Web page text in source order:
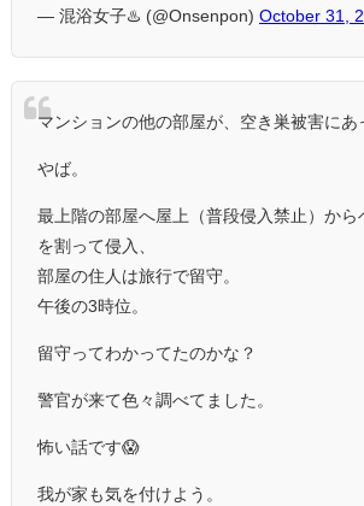
— 混浴女子♨️ (@Onsenpon) October 31,
マンションの他の部屋が、空き巣被害にあ
やば。
最上階の部屋へ屋上（普段侵入禁止）から
を割って侵入、
部屋の住人は旅行で留守。
午後の3時位。
留守ってわかってたのかな？
警官が来て色々調べてました。
怖い話です😱
我が家も気を付けよう。